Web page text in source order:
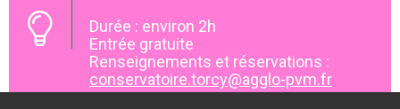
Durée : environ 2h
Entrée gratuite
Renseignements et réservations :
conservatoire.torcy@agglo-pvm.fr